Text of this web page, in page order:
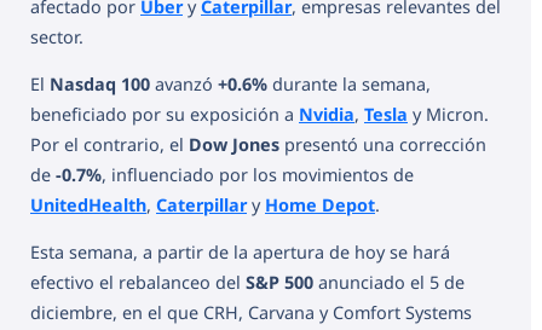
afectado por UberyCaterpillar, empresas relevantes del
sector.
El Nasdaq 100 avanzó +0.6% durante la semana,
beneficiado por su exposición a Nvidia, Tesla y Micron.
Por el contrario, el Dow Jones presentó una corrección
de -0.7%, influenciado por los movimientos de
UnitedHealth, Caterpillary Home Depot.
Esta semana, a partir de la apertura de hoy se hará
efectivo el rebalanceo del S&P 500 anunciado el 5 de
diciembre, en el que CRH, Carvana y Comfort Systems